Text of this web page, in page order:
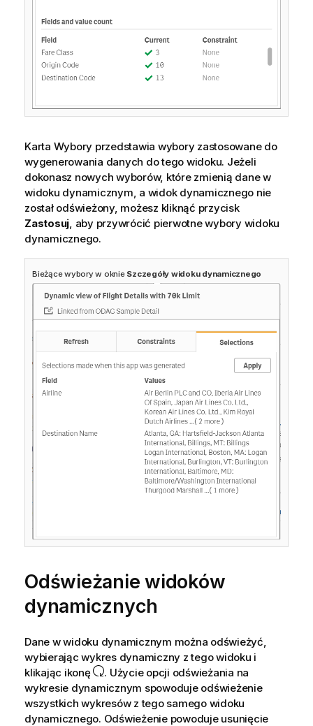
Karta Wybory przedstawia wybory zastosowane do
wygenerowania danych do tego widoku. Jeżeli
dokonasz nowych wyborów, które zmienią dane w
widoku dynamicznym, a widok dynamicznego nie
został odświeżony, możesz kliknąć przycisk
Zastosuj , aby przywrócić pierwotne wybory widoku
dynamicznego.
Bieżące wybory w oknie Szczegóły widoku dynamicznego
Odświeżanie widoków
dynamicznych
Dane w widoku dynamicznym można odświeżyć,
wybierając wykres dynamiczny z tego widoku i
klikając ikonę
. Użycie opcji odświeżania na
wykresie dynamicznym spowoduje odświeżenie
wszystkich wykresów z tego samego widoku
dynamicznego. Odświeżenie powoduje usunięcie